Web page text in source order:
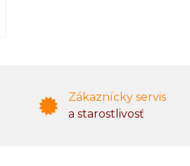
Zákaznícky servis
a starostlivosť